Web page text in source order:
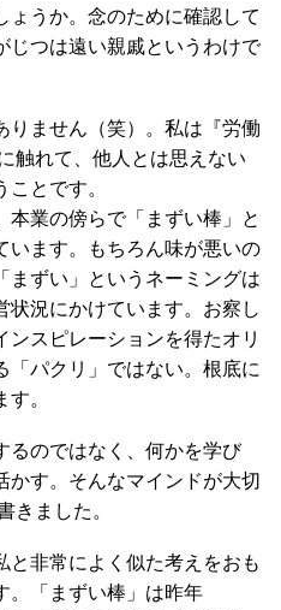
うか。念のために確認して
じつは遠い親戚というわけで
ません（笑）。私は『労働
触れて、他人とは思えない
とです。
本業の傍らで「まずい棒」と
います。もちろん味が悪いの
まずい」というネーミングは
状況にかけています。お察し
スピレーションを得たオリ
「パクリ」ではない。根底に
。
のではなく、何かを学び
かす。そんなマインドが大切
きました。
非常によく似た考えをおも
。「まずい棒」は昨年